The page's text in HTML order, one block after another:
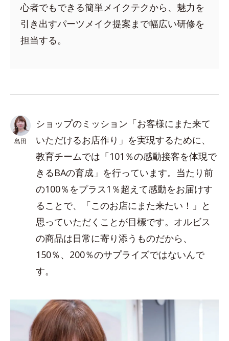
心者でもできる簡単メイクテクから、魅力を
引き出すパーツメイク提案まで幅広い研修を
担当する。
島田
ショップのミッション「お客様にまた来て
いただけるお店作り」を実現するために、
教育チームでは「101％の感動接客を体現で
きるBAの育成」を行っています。当たり前
の100％をプラス1％超えて感動をお届けす
ることで、「このお店にまた来たい！」と
思っていただくことが目標です。オルビス
の商品は日常に寄り添うものだから、
150％、200％のサプライズではないんで
す。